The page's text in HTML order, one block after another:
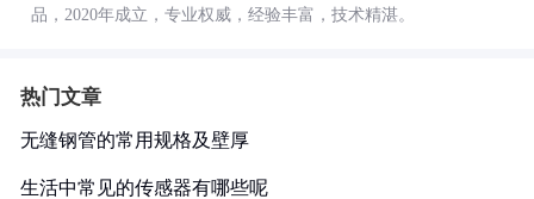
品，2020年成立，专业权威，经验丰富，技术精湛。
热门文章
无缝钢管的常用规格及壁厚
生活中常见的传感器有哪些呢